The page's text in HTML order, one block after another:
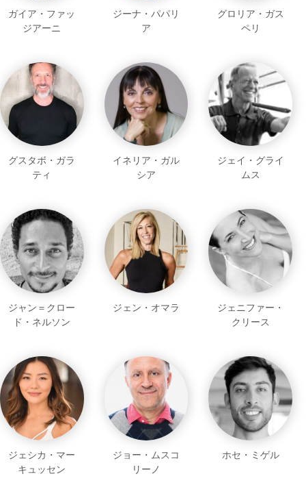
ガイア・ファッ
ジアーニ
ジーナ・パパリ
ア
グロリア・ガス
ペリ
グスタボ・ガラ
ティ
イネリア・ガル
シア
ジェイ・グライ
ムス
ジャン＝クロー
ド・ネルソン
ジェン・オマラ
ジェニファー・
クリース
ジェシカ・マー
キュッセン
ジョー・ムスコ
リーノ
ホセ・ミゲル